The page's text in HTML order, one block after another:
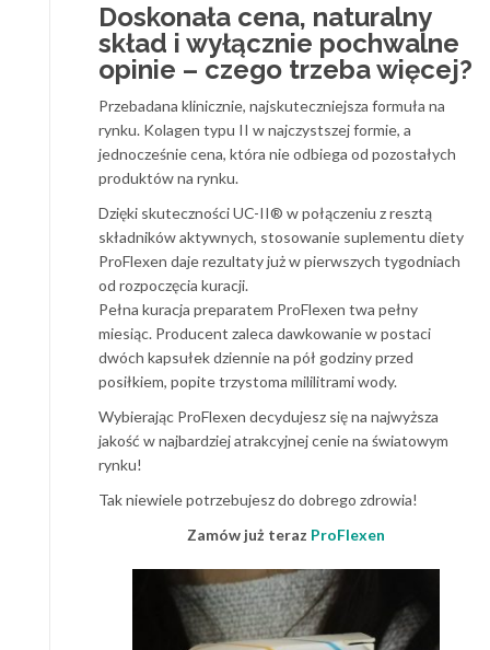
Doskonała cena, naturalny
skład i wyłącznie pochwalne
opinie – czego trzeba więcej?
Przebadana klinicznie, najskuteczniejsza formuła na
rynku. Kolagen typu II w najczystszej formie, a
jednocześnie cena, która nie odbiega od pozostałych
produktów na rynku.
Dzięki skuteczności UC-II® w połączeniu z resztą
składników aktywnych, stosowanie suplementu diety
ProFlexen daje rezultaty już w pierwszych tygodniach
od rozpoczęcia kuracji.
Pełna kuracja preparatem ProFlexen twa pełny
miesiąc. Producent zaleca dawkowanie w postaci
dwóch kapsułek dziennie na pół godziny przed
posiłkiem, popite trzystoma mililitrami wody.
Wybierając ProFlexen decydujesz się na najwyższa
jakość w najbardziej atrakcyjnej cenie na światowym
rynku!
Tak niewiele potrzebujesz do dobrego zdrowia!
Zamów już teraz ProFlexen